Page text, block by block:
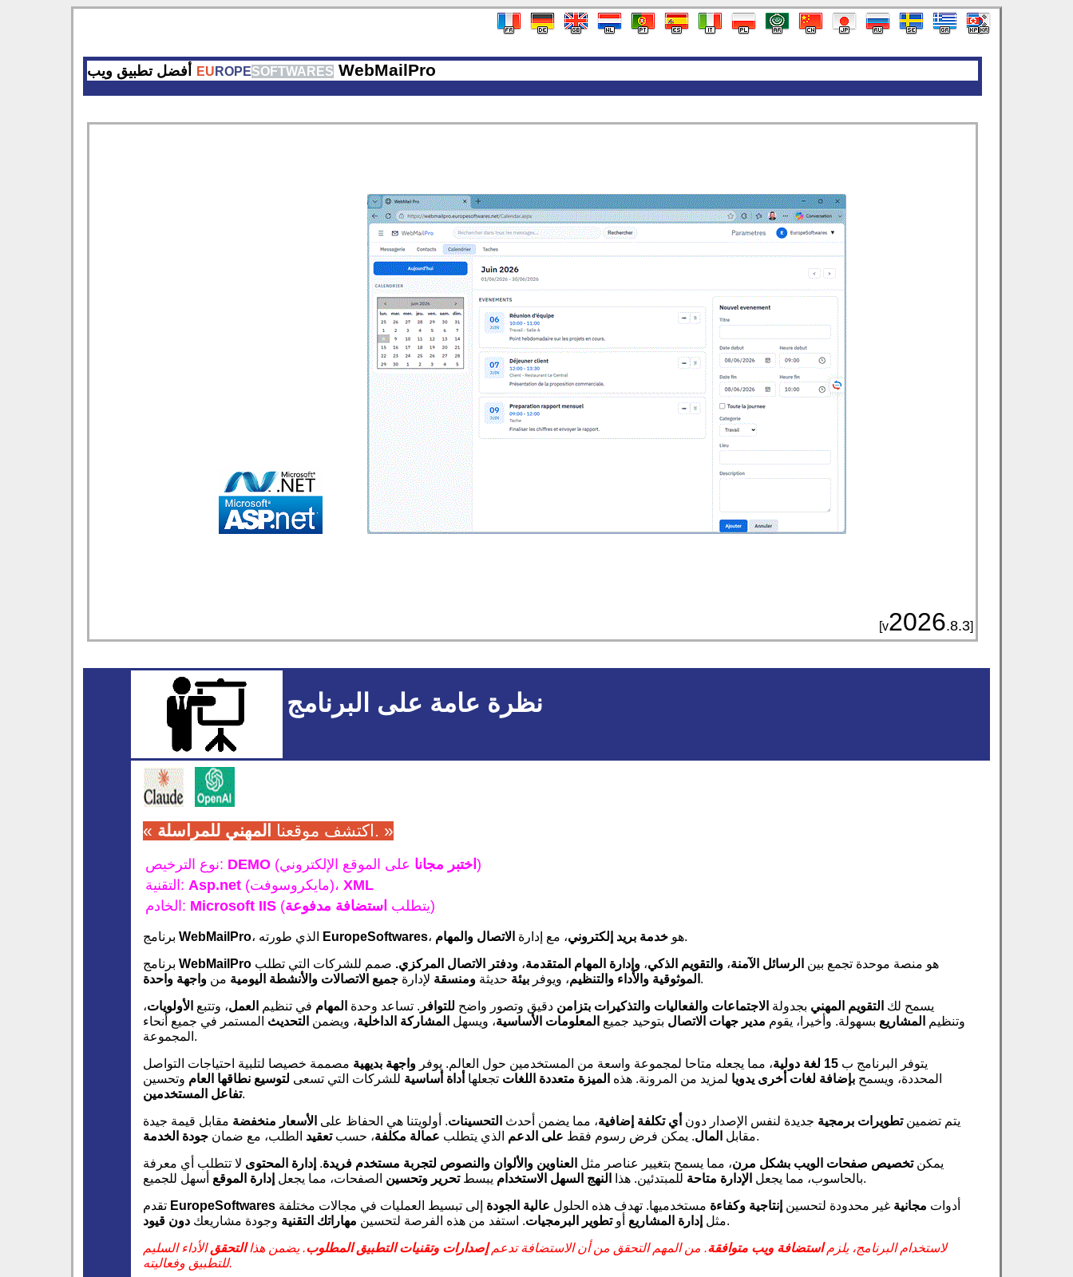
أفضل تطبيق ويب EU ROPESOFTWARES WebMailPro
[v2026.8.3]
نظرة عامة على البرنامج
« اكتشف موقعنا المهني للمراسلة . »
نوع الترخيص: DEMO ( اختبر مجانا على الموقع الإلكتروني)
التقنية: Asp.net (مايكروسوفت)، XML
الخادم: Microsoft IIS (يتطلب استضافة مدفوعة )
WebMailPro EuropeSoftwares ، هو خدمة بريد إلكتروني، مع إدارة الاتصال والمهام
.
WebMailPro هو منصة موحدة تجمع بين الرسائل الآمنة، والتقويم الذكي، وإدارة المهام المتقدمة، ودفتر الاتصال المركزي. صمم للشركات التي تطلب
الموثوقية والأداء والتنظيم، ويوفر بيئة حديثة ومنسقة لإدارة جميع الاتصالات والأنشطة اليومية من واجهة واحدة
.
يسمح لك التقويم المهني بجدولة الاجتماعات والفعاليات والتذكيرات بتزامن دقيق وتصور واضح للتوافر . تساعد وحدة المهام في تنظيم العمل، وتتبع الأولويات،
وتنظيم
المشاريع بسهولة. وأخيرا، يقوم مدير جهات الاتصال بتوحيد جميع المعلومات الأساسية، ويسهل المشاركة الداخلية، ويضمن التحديث المستمر في جميع أنحاء
المجموعة.
يتوفر البرنامج ب 15 لغة دولية ، مما يجعله متاحا لمجموعة واسعة من المستخدمين حول العالم. يوفر واجهة بديهية مصممة خصيصا لتلبية احتياجات التواصل
المحددة، ويسمح بإضافة لغات أخرى يدويا لمزيد من المرونة. هذه الميزة متعددة اللغات تجعلها أداة أساسية للشركات التي تسعى لتوسيع نطاقها العام وتحسين
تفاعل المستخدمين.
يتم تضمينتطويرات برمجية جديدة لنفس الإصدار دون أي تكلفة إضافية، مما يضمن أحدث التحسينات. أولويتنا هي الحفاظ على الأسعار منخفضة مقابل قيمة جيدة
مقابل المال. يمكن فرض رسوم فقط على الدعم الذي يتطلب عمالة مكلفة، حسبتعقيد الطلب، مع ضمان جودة الخدمة
.
يمكنتخصيص صفحات الويب بشكل مرن، مما يسمح بتغيير عناصر مثل العناوين والألوان والنصوص لتجربة مستخدم فريدة. إدارة المحتوى لا تتطلب أي معرفة
بالحاسوب، مما يجعل الإدارة متاحة للمبتدئين. هذا النهج السهل الاستخدام يبسطتحرير وتحسين الصفحات، مما يجعل إدارة الموقع
أسهل للجميع.
EuropeSoftwares أدوات مجانية غير محدودة لتحسين إنتاجية وكفاءة مستخدميها. تهدف هذه الحلول عالية الجودة إلى تبسيط العمليات في مجالات مختلفة
مثل إدارة المشاريع أوتطوير البرمجيات. استفد من هذه الفرصة لتحسين مهاراتك التقنية وجودة مشاريعك دون قيود
.
لاستخدام البرنامج، يلزماستضافة ويب متوافقة. من المهم التحقق من أن الاستضافة تدعمإصدارات وتقنيات التطبيق المطلوب. يضمن هذاالتحققالأداء السليم
للتطبيق وفعاليته.